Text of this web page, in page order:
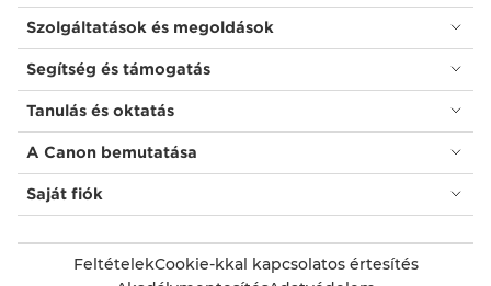
Szolgáltatások és megoldások
Segítség és támogatás
Tanulás és oktatás
A Canon bemutatása
Saját fiók
FeltételekCookie-kkal kapcsolatos értesítés